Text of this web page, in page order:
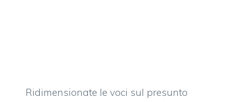
Ridimensionate le voci sul presunto